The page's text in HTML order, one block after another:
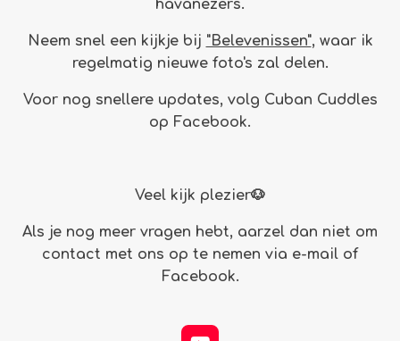
havanezers.
Neem snel een kijkje bij "Belevenissen", waar ik
regelmatig nieuwe foto's zal delen.
Voor nog snellere updates, volg Cuban Cuddles
op Facebook.
Veel kijk plezier🐶
Als je nog meer vragen hebt, aarzel dan niet om
contact met ons op te nemen via e-mail of
Facebook.